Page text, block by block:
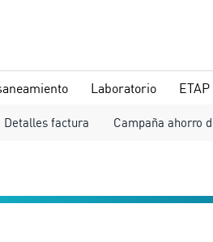
Detalles factura Campaña ahorro
Laboratorio ETAP